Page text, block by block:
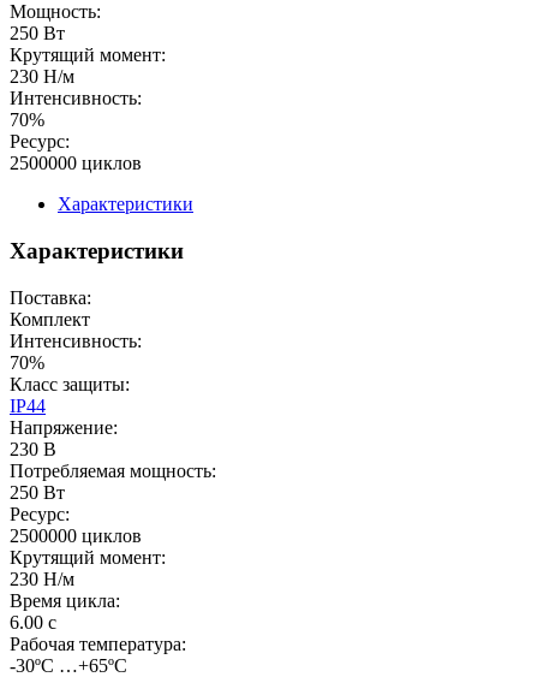
Мощность:
250 Вт
Крутящий момент:
230 Н/м
Интенсивность:
70%
Ресурс:
2500000 циклов
Характеристики
Характеристики
Поставка:
Комплект
Интенсивность:
70%
Класс защиты:
IP44
Напряжение:
230 В
Потребляемая мощность:
250 Вт
Ресурс:
2500000 циклов
Крутящий момент:
230 Н/м
Время цикла:
6.00 с
Рабочая температура:
-30ºС …+65ºС